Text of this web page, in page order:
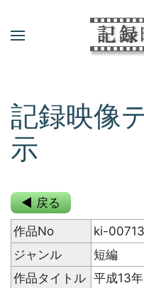
記録映像
示
◀ 戻る
作品No
ki-00713
ジャンル
短編
作品タイトル 平成13